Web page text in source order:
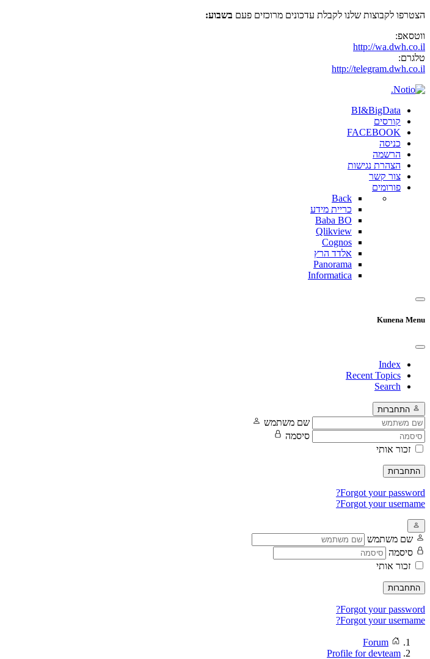
הצטרפו לקבוצות שלנו לקבלת עדכונים מרוכזים פעם בשבוע:
ווטסאפ:
http://wa.dwh.co.il
טלגרם:
http://telegram.dwh.co.il
BI&BigData
קורסים
FACEBOOK
כניסה
הרשמה
הצהרת נגישות
צור קשר
פורומים
Back
כריית מידע
Baba BO
Qlikview
Cognos
אלדד הרץ
Panorama
Informatica
Kunena Menu
Index
Recent Topics
Search
התחברות
שם משתמש
סיסמה
זכור אותי
התחברות
Forgot your password?
Forgot your username?
שם משתמש
סיסמה
זכור אותי
התחברות
Forgot your password?
Forgot your username?
Forum
Profile for devteam